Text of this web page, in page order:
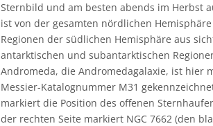
Sternbild und am besten abends im Herbst
ist von der gesamten nördlichen
Regionen der südlichen Hemisphäre aus
antarktischen und subantarktischen
Andromeda, die Andromedagalaxie, ist hier
Messier-Katalognummer M31
markiert die Position des offenen
der rechten Seite markiert NGC 7662 (den